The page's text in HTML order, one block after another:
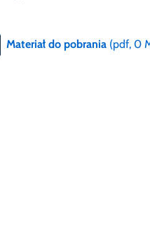
Materiał do pobrania (pdf, 0